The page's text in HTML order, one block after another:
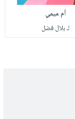
أم ميمي
لـ بلال فضل